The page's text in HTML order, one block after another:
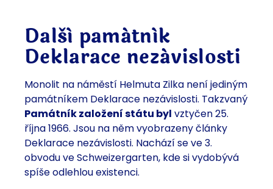
Další památník
Deklarace nezávislosti
Monolit na náměstí Helmuta Zilka není jediným
památníkem Deklarace nezávislosti. Takzvaný
Památník založení státu byl vztyčen 25.
října 1966. Jsou na něm vyobrazeny články
Deklarace nezávislosti. Nachází se ve 3.
obvodu ve Schweizergarten, kde si vydobývá
spíše odlehlou existenci.